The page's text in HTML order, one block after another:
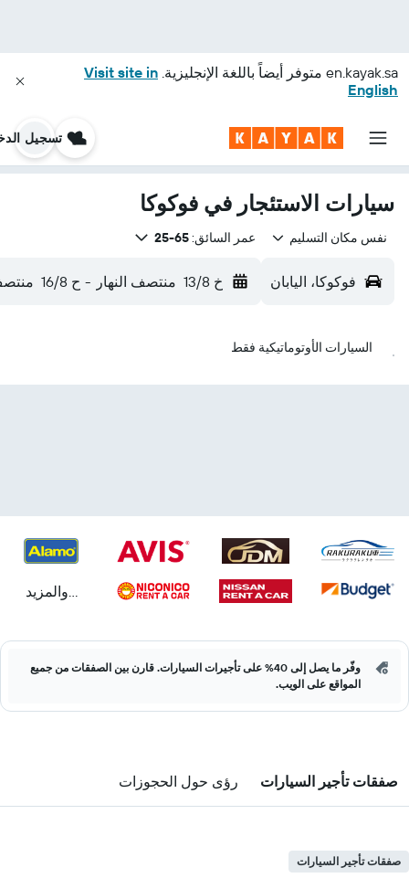
en.kayak.sa متوفر أيضاً باللغة الإنجليزية. Visit site in
English
تسجيل
سيارات الاستئجار في فوكوكا
نفس مكان التسليم عمر السائق:65-25
فوكوكا، اليابان خ 13/8 منتصف النهار - ح 16/8
السيارات الأوتوماتيكية فقط
...والمزيد
وفّر ما يصل إلى 40% على تأجيرات السيارات. قارن بين الصفقات من جميع
المواقع على الويب.
صفقات تأجير السيارات رؤى حول الحجوزات
صفقات تأجير السيارات